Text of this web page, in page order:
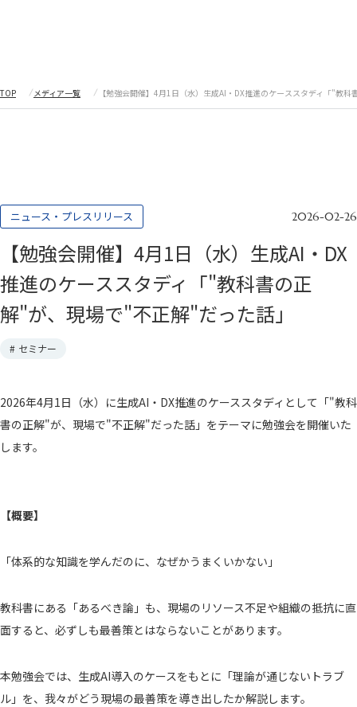
サービス
デジタル・ガバナンス
サイバーセキュリティ
インターナル・オーディット（内部監査）
レギュラトリ―・アドバイザリー
リスク・コンプライアンス デジタルソリューション
プロフェッショナル人材サービス
インタビュー
福利厚生 募集情報 エントリー
お問い合わせ
採用情報
TOP メディア一覧 【勉強会開催】4月1日（水）生成AI・DX推進のケーススタディ「"教
ニュース・プレスリリース 2026-02-26
【勉強会開催】4月1日（水）生成AI・DX
推進のケーススタディ「"教科書の正
解"が、現場で"不正解"だった話」
# セミナー
2026年4月1日（水）に生成AI・DX推進のケーススタディとして「"教科
書の正解"が、現場で"不正解"だった話」をテーマに勉強会を開催いた
します。
【概要】
「体系的な知識を学んだのに、なぜかうまくいかない」
教科書にある「あるべき論」も、現場のリソース不足や組織の抵抗に直
面すると、必ずしも最善策とはならないことがあります。
本勉強会では、生成AI導入のケースをもとに「理論が通じないトラブ
ル」を、我々がどう現場の最善策を導き出したか解説します。